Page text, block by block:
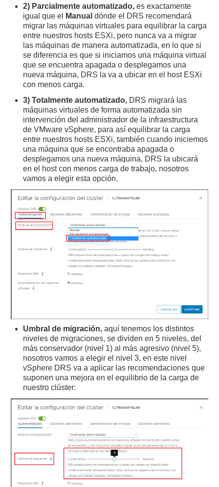
2) Parcialmente automatizado,es exactamente
igual que el
Manual dónde el DRS recomendará
migrar las máquinas virtuales para equilibrar la carga
entre nuestros hosts ESXi, pero nunca va a migrar
las máquinas de manera automatizada, en lo que si
se diferencia es que si iniciamos una máquina virtual
que se encuentra apagada o desplegamos una
nueva máquina, DRS la va a ubicar en el host ESXi
con menos carga.
3) Totalmente automatizado, DRS migrará las
máquinas virtuales de forma automatizada sin
intervención del administrador de la infraestructura
de VMware vSphere, para así equilibrar la carga
entre nuestros hosts ESXi, también cuando iniciemos
una máquina que se encontraba apagada o
desplegamos una nueva máquina, DRS la ubicará
en el host con menos carga de trabajo, nosotros
vamos a elegir esta opción.
Umbral de migración,aquí tenemos los distintos
niveles de migraciones, se dividen en 5 niveles, del
más conservador (nivel 1) al más agresivo (nivel 5),
nosotros vamos a elegir el nivel 3, en este nivel
vSphere DRS va a aplicar las recomendaciones que
suponen una mejora en el equilibrio de la carga de
nuestro clúster: